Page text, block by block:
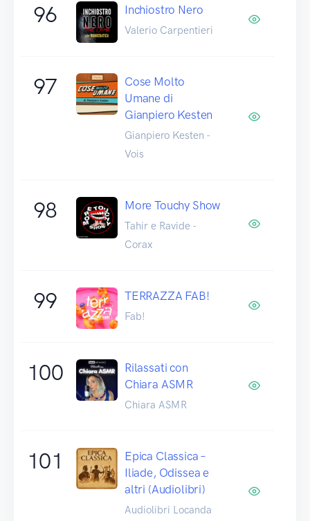
96 Inchiostro Nero
Valerio Carpentieri
97
Cose Molto
Umane di
Gianpiero Kesten
Gianpiero Kesten -
Vois
98 More Touchy Show
Tahir e Ravide -
Corax
99 TERRAZZA FAB!
Fab!
100
Rilassati con
Chiara ASMR
Chiara ASMR
101
Epica Classica –
Iliade, Odissea e
altri (Audiolibri)
Audiolibri Locanda